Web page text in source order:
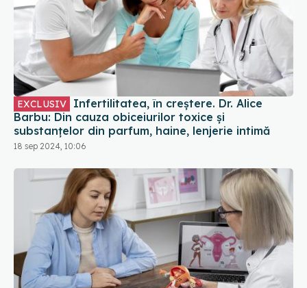
EXCLUSIV
Barbu: Din cauza obiceiurilor toxice și
substanțelor din parfum, haine, lenjerie intimă
18 sep 2024, 10:06